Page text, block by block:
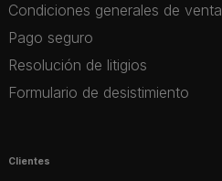
Condiciones generales de venta
Pago seguro
Resolución de litigios
Formulario de desistimiento
Clientes